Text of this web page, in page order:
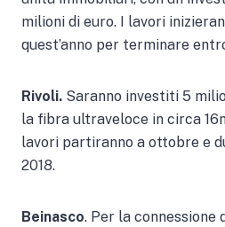
milioni di euro. I lavori
quest’anno per terminare
Rivoli. Saranno investiti 5
la fibra ultraveloce in circa
lavori partiranno a ottobre e
2018.
Beinasco. Per la